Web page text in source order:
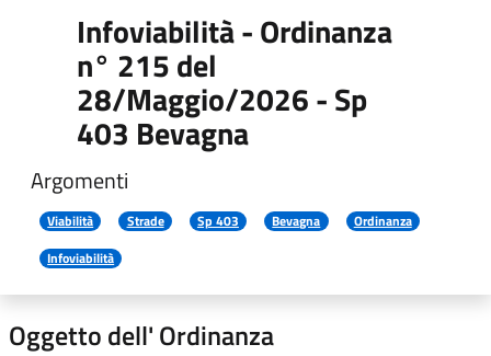
paneInfoviabilità - Ordinanza
n° 215 del
28/Maggio/2026 - Sp
403 Bevagna
Argomenti
Viabilità Strade Sp 403 Bevagna
Ordinanza
Infoviabilità
Oggetto dell' Ordinanza